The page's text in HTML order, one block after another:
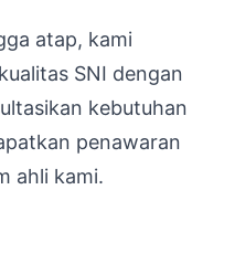
atap, kami
SNI dengan
kebutuhan
penawaran
ahli kami.